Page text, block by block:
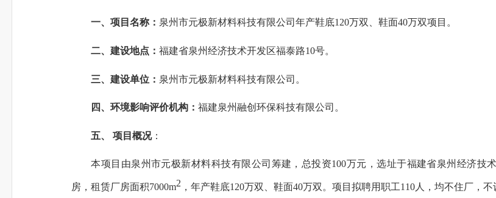
一、项目名称： 泉州市元极新材料科技有限公司年产鞋底120万双、鞋面40万双项目 。
二、建设地点：福建省泉州经济技术开发区福泰路10号。
三、建设单位： 泉州市元极新材料科技有限公司 。
四、环境影响评价机构：福建泉州融创环保科技有限公司 。
五、 项目概况：
本项目由泉州市元极新材料科技有限公司筹建，总投资100万元，选址于福建省泉州经济技
房，租赁厂房面积7000m2 ，年产鞋底120万双、鞋面40万双。项目拟聘用职工110人，均不住厂，